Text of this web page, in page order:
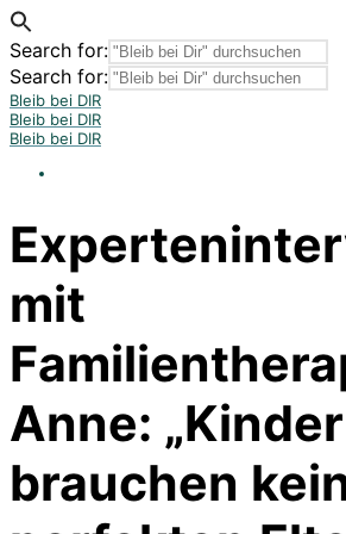
Search for:
Search for:
Bleib bei DIR
Bleib bei DIR
Bleib bei DIR
mit
Anne: „Kinder
brauchen